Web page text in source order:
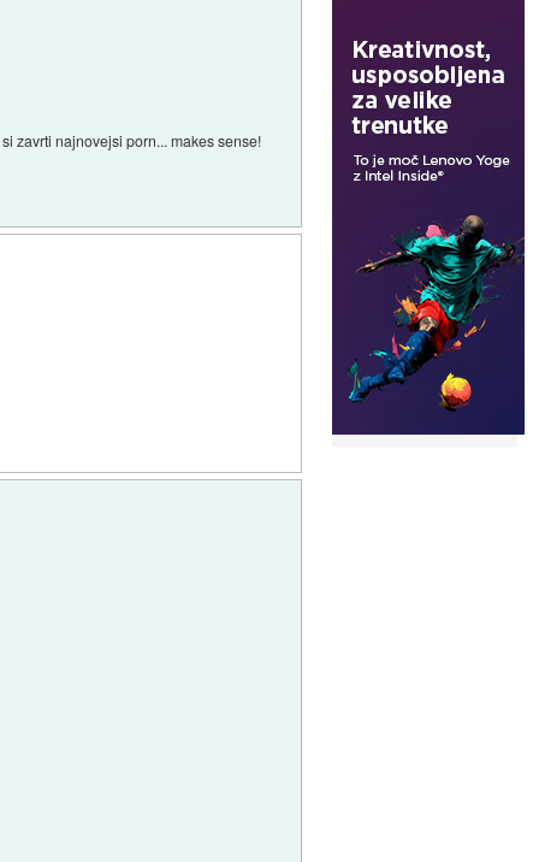
zavrti najnovejsi porn... makes sense!